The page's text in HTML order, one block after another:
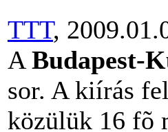
TTT,
A Budapest-
sor. A kiírás
közülük 16 fõ